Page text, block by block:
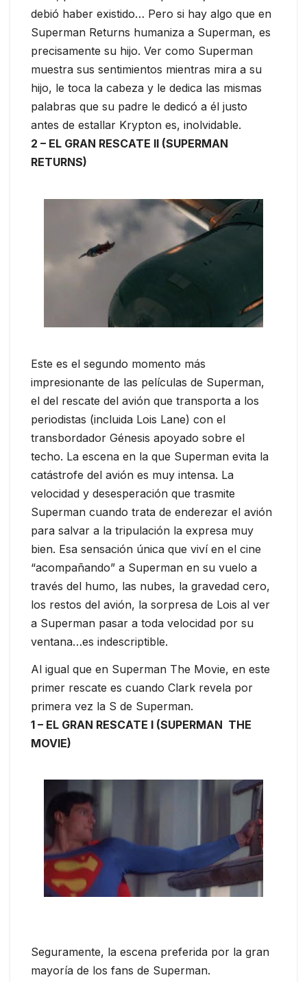
debió haber existido… Pero si hay algo que en
Superman Returns humaniza a Superman, es
precisamente su hijo. Ver como Superman
muestra sus sentimientos mientras mira a su
hijo, le toca la cabeza y le dedica las mismas
palabras que su padre le dedicó a él justo
antes de estallar Krypton es, inolvidable.
2 – EL GRAN RESCATE II (SUPERMAN
RETURNS)
Este es el segundo momento más
impresionante de las películas de Superman,
el del rescate del avión que transporta a los
periodistas (incluida Lois Lane) con el
transbordador Génesis apoyado sobre el
techo. La escena en la que Superman evita la
catástrofe del avión es muy intensa. La
velocidad y desesperación que trasmite
Superman cuando trata de enderezar el avión
para salvar a la tripulación la expresa muy
bien. Esa sensación única que viví en el cine
“acompañando” a Superman en su vuelo a
través del humo, las nubes, la gravedad cero,
los restos del avión, la sorpresa de Lois al ver
a Superman pasar a toda velocidad por su
ventana…es indescriptible.
Al igual que en Superman The Movie, en este
primer rescate es cuando Clark revela por
primera vez la S de Superman.
1 – EL GRAN RESCATE I (SUPERMAN THE
MOVIE)
Seguramente, la escena preferida por la gran
mayoría de los fans de Superman.